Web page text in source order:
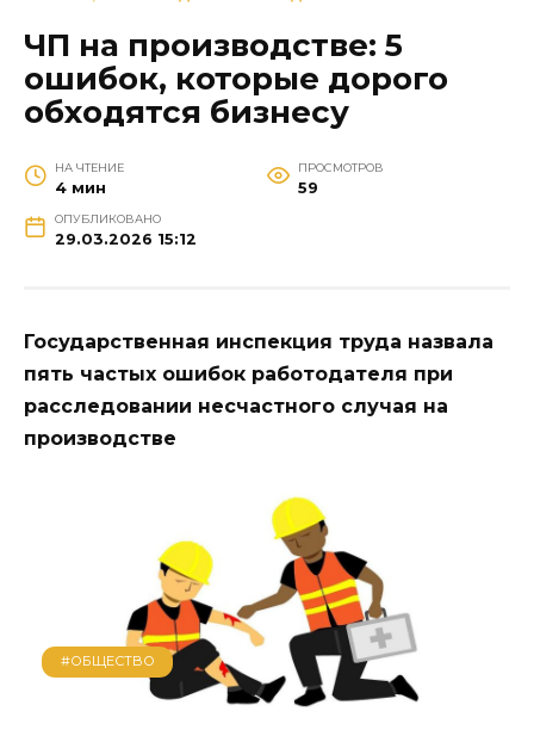
ЧП на производстве: 5
ошибок, которые дорого
обходятся бизнесу
НА ЧТЕНИЕ
4 мин
ПРОСМОТРОВ
59
ОПУБЛИКОВАНО
29.03.2026 15:12
Государственная инспекция труда назвала
пять частых ошибок работодателя при
расследовании несчастного случая на
производстве
#ОБЩЕСТВО